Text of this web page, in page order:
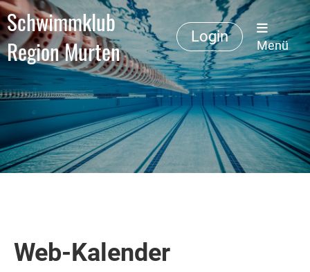
Schwimmklub
Region Murten
Login
Menü
Web-Kalender